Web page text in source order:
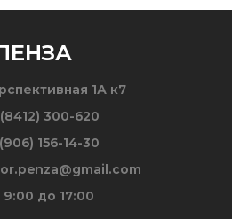
1А к7
300-620
156-14-30
9:00 до 17:00